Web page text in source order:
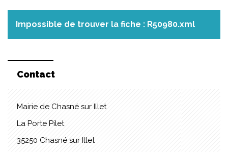
Impossible de trouver la fiche : R50980.xml
Contact
Mairie de Chasné sur Illet
La Porte Pilet
35250 Chasné sur Illet